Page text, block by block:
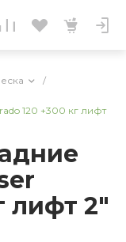
/
120 +300 кг лифт
лифт 2"